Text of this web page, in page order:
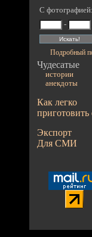
С фотографией:
-
Подробный
Чудесатые
истории
анекдоты
Как легко
приготовить
Экспорт
Для СМИ